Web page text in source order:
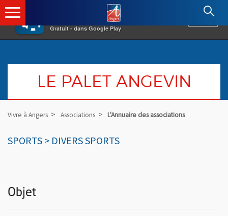
×
Gratuit - dans Google Play
Angers.fr : Retour à l'accueil
LE PALET ANGEVIN
Vivre à Angers Associations L'Annuaire des associations
SPORTS > DIVERS SPORTS
Objet